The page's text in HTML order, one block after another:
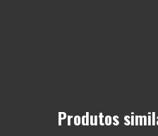
Produtos